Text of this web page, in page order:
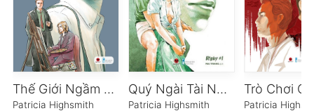
Thế Giới Ngầm Của Ripley
Patricia Highsmith
Quý Ngài Tài Năng
Patricia Highsmith Patricia